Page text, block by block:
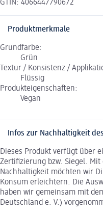
GTIN: 4066447790672
Produktmerkmale
Grundfarbe:
Grün
Textur / Konsistenz /
Flüssig
Produkteigenschaften:
Vegan
Infos zur Nachhaltigkeit
Dieses Produkt verfügt über
Zertifizierung bzw. Siegel.
Nachhaltigkeit möchten wir
Konsum erleichtern. Die
haben wir gemeinsam mit
Deutschland e. V.)